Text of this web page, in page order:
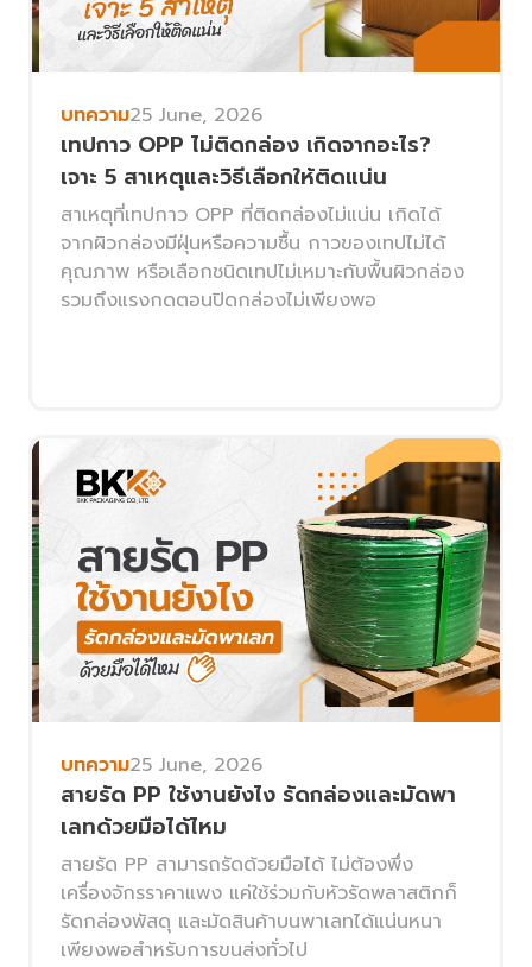
บทความ25 June, 2026
เทปกาว OPP ไม่ติดกล่อง เกิดจากอะไร?
เจาะ 5 สาเหตุและวิธีเลือกให้ติดแน่น
สาเหตุที่เทปกาว OPP ที่ติดกล่องไม่แน่น เกิดได้
จากผิวกล่องมีฝุ่นหรือความชื้น กาวของเทปไม่ได้
คุณภาพ หรือเลือกชนิดเทปไม่เหมาะกับพื้นผิวกล่อง
รวมถึงแรงกดตอนปิดกล่องไม่เพียงพอ
บทความ25 June, 2026
สายรัด PP ใช้งานยังไง รัดกล่องและมัดพา
เลทด้วยมือได้ไหม
สายรัด PP สามารถรัดด้วยมือได้ ไม่ต้องพึ่ง
เครื่องจักรราคาแพง แค่ใช้ร่วมกับหัวรัดพลาสติกก็
รัดกล่องพัสดุ และมัดสินค้าบนพาเลทได้แน่นหนา
เพียงพอสำหรับการขนส่งทั่วไป